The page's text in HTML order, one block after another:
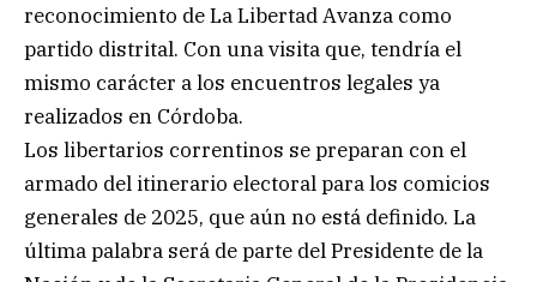
reconocimiento de La Libertad Avanza como
partido distrital. Con una visita que, tendría el
mismo carácter a los encuentros legales ya
realizados en Córdoba.
Los libertarios correntinos se preparan con el
armado del itinerario electoral para los comicios
generales de 2025, que aún no está definido. La
última palabra será de parte del Presidente de la